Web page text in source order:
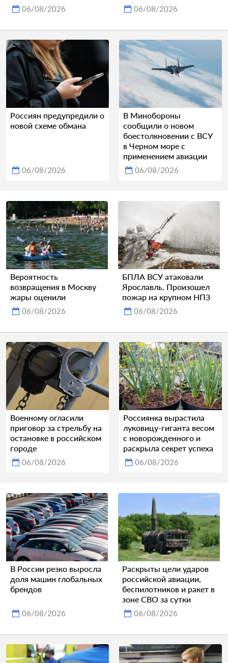
06/08/2026 06/08/2026
Россиян предупредили о
новой схеме обмана
06/08/2026
В Минобороны
сообщили о новом
боестолкновении с ВСУ
в Черном море с
применением авиации
06/08/2026
Вероятность
возвращения в Москву
жары оценили
06/08/2026
БПЛА ВСУ атаковали
Ярославль. Произошел
пожар на крупном НПЗ
06/08/2026
Военному огласили
приговор за стрельбу на
остановке в российском
городе
06/08/2026
Россиянка вырастила
луковицу-гиганта весом
с новорожденного и
раскрыла секрет успеха
06/08/2026
В России резко выросла
доля машин глобальных
брендов
06/08/2026
Раскрыты цели ударов
российской авиации,
беспилотников и ракет в
зоне СВО за сутки
06/08/2026